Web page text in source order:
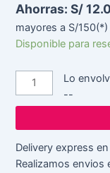
Ahorras: S/
mayores a S/150(*)
Disponible para
Lo
--
Delivery express
Realizamos envios